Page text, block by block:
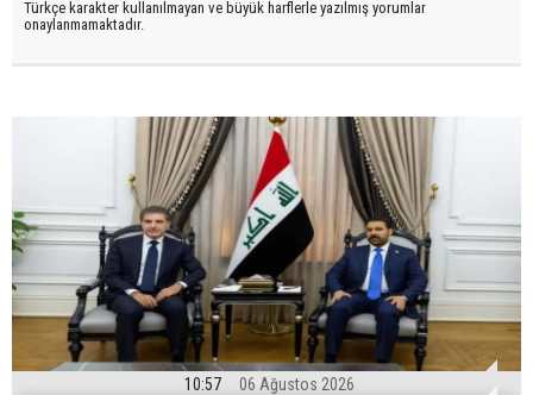
Türkçe karakter kullanılmayan ve büyük harflerle yazılmış yorumlar
onaylanmamaktadır.
10:57 06 Ağustos 2026